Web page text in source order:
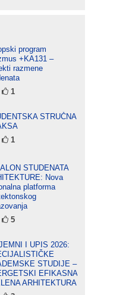
program
+KA131 –
razmene
1
STRUČNA
1
STUDENATA
Nova
platforma
5
I UPIS 2026:
STUDIJE –
EFIKASNA
ARHITEKTURA